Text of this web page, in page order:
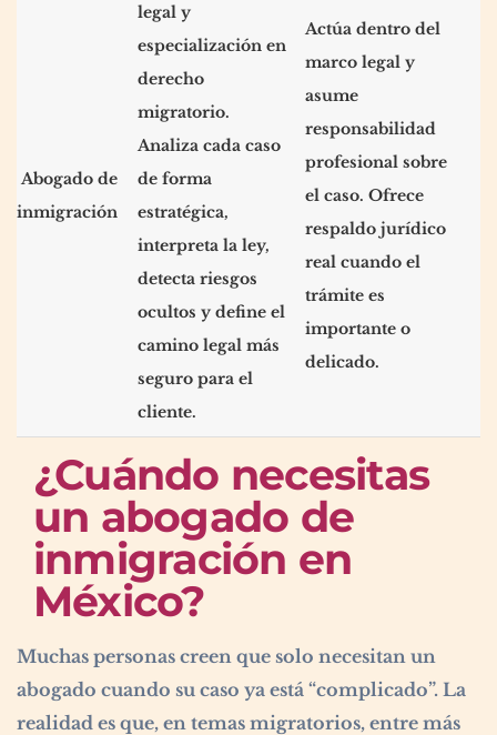
Abogado de
inmigración
legal y
especialización en
derecho
migratorio.
Analiza cada caso
de forma
estratégica,
interpreta la ley,
detecta riesgos
ocultos y define el
camino legal más
seguro para el
cliente.
Actúa dentro del
marco legal y
asume
responsabilidad
profesional sobre
el caso. Ofrece
respaldo jurídico
real cuando el
trámite es
importante o
delicado.
¿Cuándo necesitas
un abogado de
inmigración en
México?
Muchas personas creen que solo necesitan un
abogado cuando su caso ya está “complicado”. La
realidad es que, en temas migratorios, entre más